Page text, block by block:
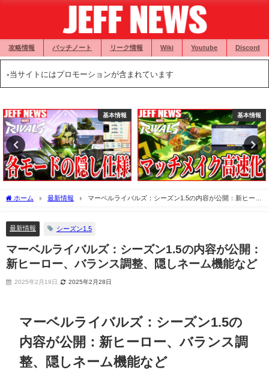
攻略情報 パッチノート リーク情報 Wiki Youtube Discord
◦当サイトにはプロモーションが含まれています
基本情報 攻略情報
ホーム 最新情報
マーベルライバルズ：シーズン1.5の内容が公開：新ヒーロ
最新情報 シーズン1.5
マーベルライバルズ：シーズン1.5の内容が公開：
新ヒーロー、バランス調整、隠しネーム機能など
2025年2月19日 2025年2月28日
マーベルライバルズ：シーズン1.5の
内容が公開：新ヒーロー、バランス調
整、隠しネーム機能など